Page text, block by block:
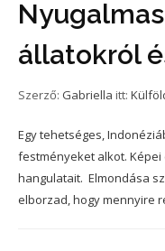
állatokról
Szerző: Gabriella itt:
Egy tehetséges,
festményeket alkot.
hangulatait. Elmondása
elborzad, hogy mennyire